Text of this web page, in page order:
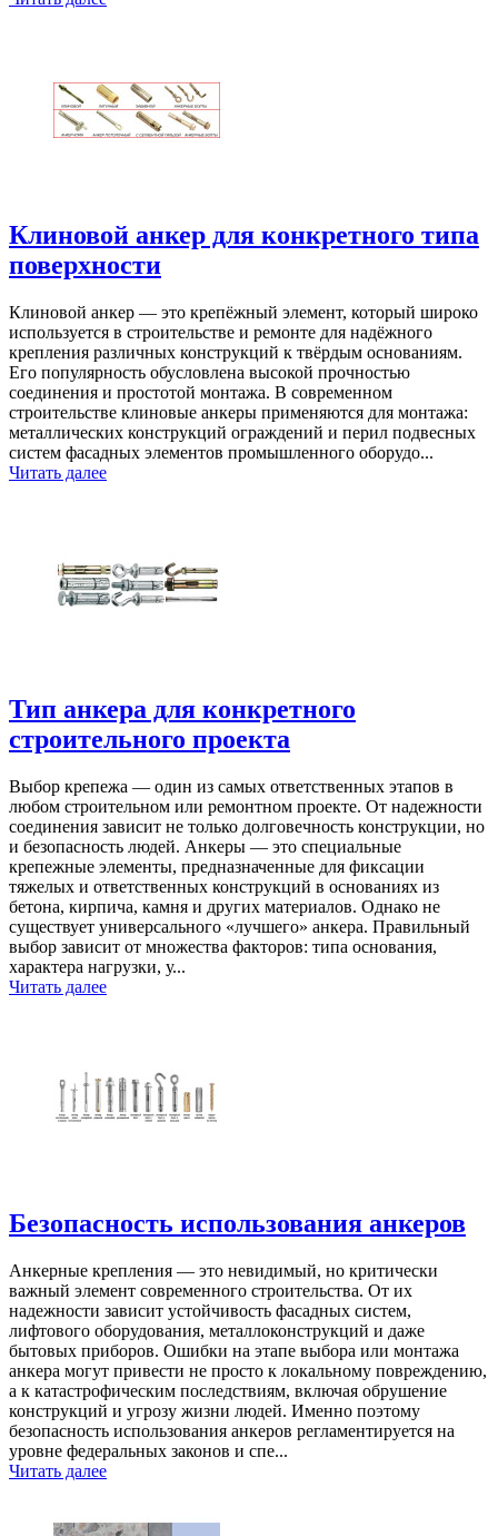
Клиновой анкер для конкретного типа
поверхности
Клиновой анкер — это крепёжный элемент, который широко
используется в строительстве и ремонте для надёжного
крепления различных конструкций к твёрдым основаниям.
Его популярность обусловлена высокой прочностью
соединения и простотой монтажа. В современном
строительстве клиновые анкеры применяются для монтажа:
металлических конструкций ограждений и перил подвесных
систем фасадных элементов промышленного оборудо...
Читать далее
Тип анкера для конкретного
строительного проекта
Выбор крепежа — один из самых ответственных этапов в
любом строительном или ремонтном проекте. От надежности
соединения зависит не только долговечность конструкции, но
и безопасность людей. Анкеры — это специальные
крепежные элементы, предназначенные для фиксации
тяжелых и ответственных конструкций в основаниях из
бетона, кирпича, камня и других материалов. Однако не
существует универсального «лучшего» анкера. Правильный
выбор зависит от множества факторов: типа основания,
характера нагрузки, у...
Читать далее
Безопасность использования анкеров
Анкерные крепления — это невидимый, но критически
важный элемент современного строительства. От их
надежности зависит устойчивость фасадных систем,
лифтового оборудования, металлоконструкций и даже
бытовых приборов. Ошибки на этапе выбора или монтажа
анкера могут привести не просто к локальному повреждению,
а к катастрофическим последствиям, включая обрушение
конструкций и угрозу жизни людей. Именно поэтому
безопасность использования анкеров регламентируется на
уровне федеральных законов и спе...
Читать далее